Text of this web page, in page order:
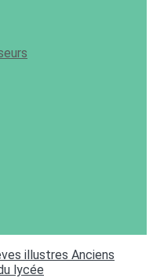
illustres Anciens
lycée